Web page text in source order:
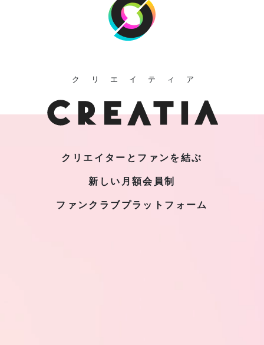
クリエイティア
クリエイターとファンを結ぶ
新しい月額会員制
ファンクラブプラットフォーム